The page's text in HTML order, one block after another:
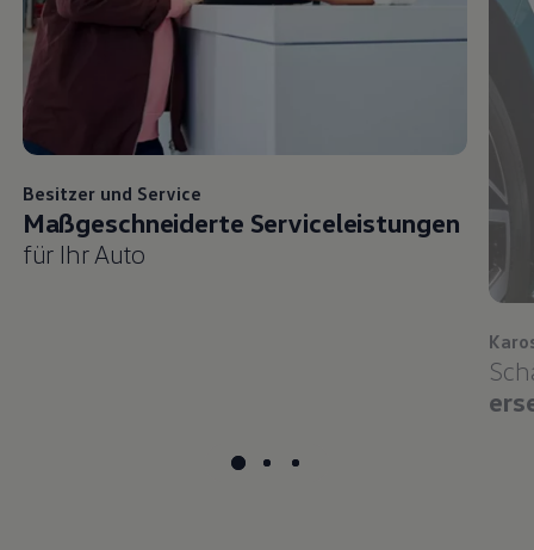
Besitzer und Service
Maßgeschneiderte Serviceleistungen
für Ihr Auto